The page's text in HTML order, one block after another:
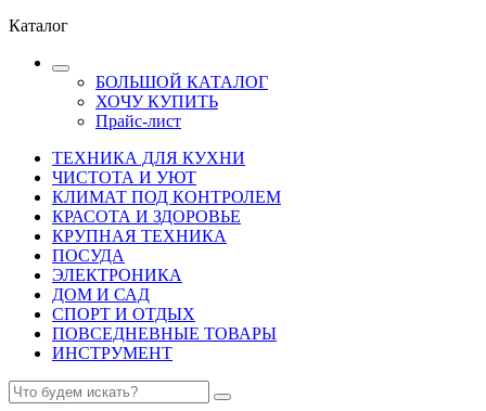
Каталог
БОЛЬШОЙ КАТАЛОГ
ХОЧУ КУПИТЬ
Прайс-лист
ТЕХНИКА ДЛЯ КУХНИ
ЧИСТОТА И УЮТ
КЛИМАТ ПОД КОНТРОЛЕМ
КРАСОТА И ЗДОРОВЬЕ
КРУПНАЯ ТЕХНИКА
ПОСУДА
ЭЛЕКТРОНИКА
ДОМ И САД
СПОРТ И ОТДЫХ
ПОВСЕДНЕВНЫЕ ТОВАРЫ
ИНСТРУМЕНТ